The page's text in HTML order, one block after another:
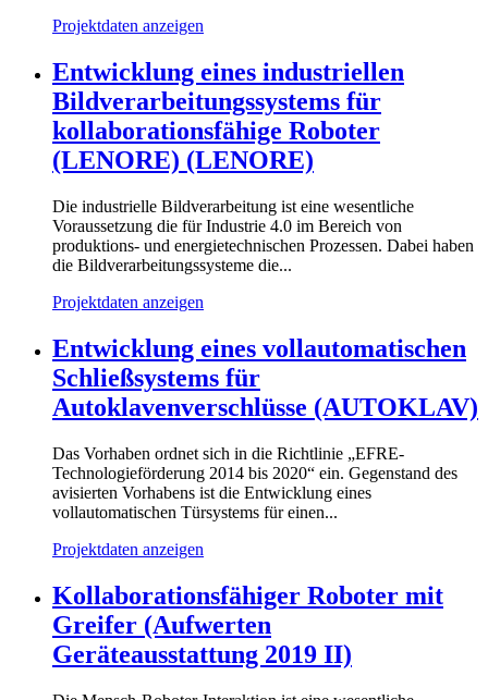
Projektdaten anzeigen
Entwicklung eines industriellen
Bildverarbeitungssystems für
kollaborationsfähige Roboter
(LENORE) (LENORE)
Die industrielle Bildverarbeitung ist eine wesentliche
Voraussetzung die für Industrie 4.0 im Bereich von
produktions- und energietechnischen Prozessen. Dabei haben
die Bildverarbeitungssysteme die...
Projektdaten anzeigen
Entwicklung eines vollautomatischen
Schließsystems für
Autoklavenverschlüsse (AUTOKLAV)
Das Vorhaben ordnet sich in die Richtlinie „EFRE-
Technologieförderung 2014 bis 2020“ ein. Gegenstand des
avisierten Vorhabens ist die Entwicklung eines
vollautomatischen Türsystems für einen...
Projektdaten anzeigen
Kollaborationsfähiger Roboter mit
Greifer (Aufwerten
Geräteausstattung 2019 II)